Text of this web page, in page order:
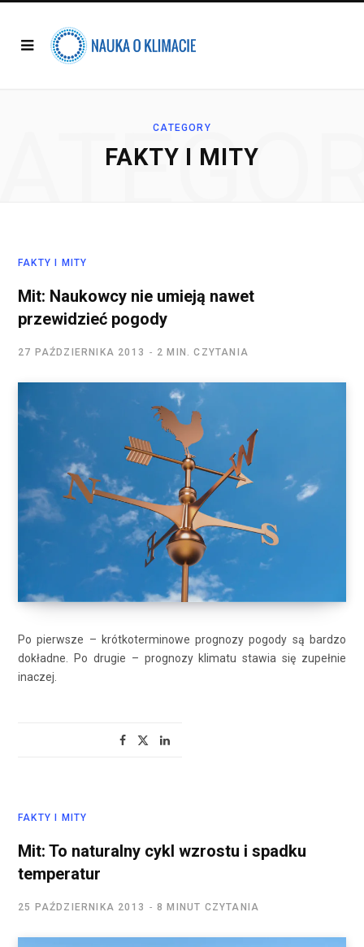
CATEGORY
FAKTY I MITY
FAKTY I MITY
Mit: Naukowcy nie umieją nawet
przewidzieć pogody
27 PAŹDZIERNIKA 2013 2 MIN. CZYTANIA
Po pierwsze – krótkoterminowe prognozy pogody są bardzo
dokładne. Po drugie – prognozy klimatu stawia się zupełnie
inaczej.
FAKTY I MITY
Mit: To naturalny cykl wzrostu i spadku
temperatur
25 PAŹDZIERNIKA 2013 8 MINUT CZYTANIA